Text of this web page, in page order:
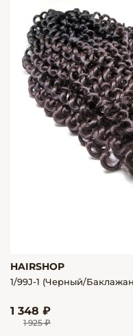
HAIRSHOP
1/99J-1 (Черный/
1 348 ₽
1 925 ₽